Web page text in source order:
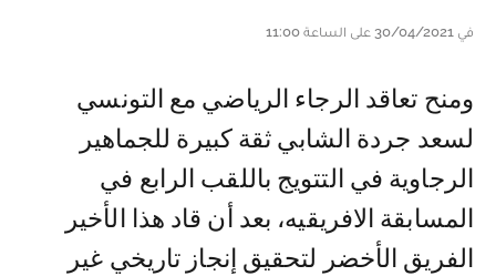
في 30/04/2021 على الساعة 11:00
ومنح تعاقد الرجاء الرياضي مع التونسي
لسعد جردة الشابي ثقة كبيرة للجماهير
الرجاوية في التتويج باللقب الرابع في
المسابقة الافريقيه، بعد أن قاد هذا الأخير
الفريق الأخضر لتحقيق إنجاز تاريخي غير